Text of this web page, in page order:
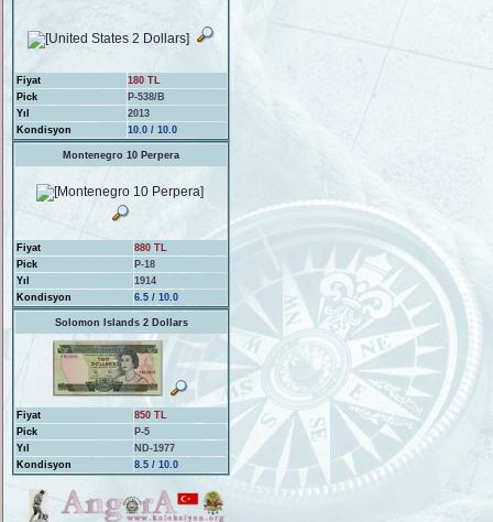
Fiyat
180 TL
Pick
P-538/B
Yıl
2013
Kondisyon
10.0 / 10.0
Montenegro 10 Perpera
Fiyat
880 TL
Pick
P-18
Yıl
1914
Kondisyon
6.5 / 10.0
Solomon Islands 2 Dollars
Fiyat
850 TL
Pick
P-5
Yıl
ND-1977
Kondisyon
8.5 / 10.0